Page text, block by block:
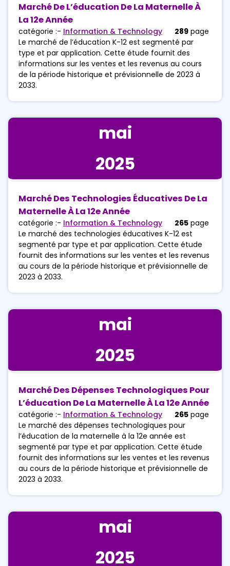
Marché De L’éducation De La Maternelle À
La 12e Année
catégorie :- Information & Technology 289 page
Le marché de l’éducation K-12 est segmenté par
type et par application. Cette étude fournit des
informations sur les ventes et les revenus au cours
de la période historique et prévisionnelle de 2023 à
2033.
mai
2025
Marché Des Technologies Éducatives De La
Maternelle À La 12e Année
catégorie :- Information & Technology 265 page
Le marché des technologies éducatives K-12 est
segmenté par type et par application. Cette étude
fournit des informations sur les ventes et les revenus
au cours de la période historique et prévisionnelle de
2023 à 2033.
mai
2025
Marché Des Dépenses Technologiques Pour
L’éducation De La Maternelle À La 12e Année
catégorie :- Information & Technology 265 page
Le marché des dépenses technologiques pour
l’éducation de la maternelle à la 12e année est
segmenté par type et par application. Cette étude
fournit des informations sur les ventes et les revenus
au cours de la période historique et prévisionnelle de
2023 à 2033.
mai
2025